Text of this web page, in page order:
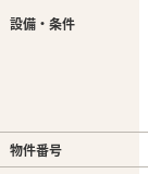
設備・条件
物件番号